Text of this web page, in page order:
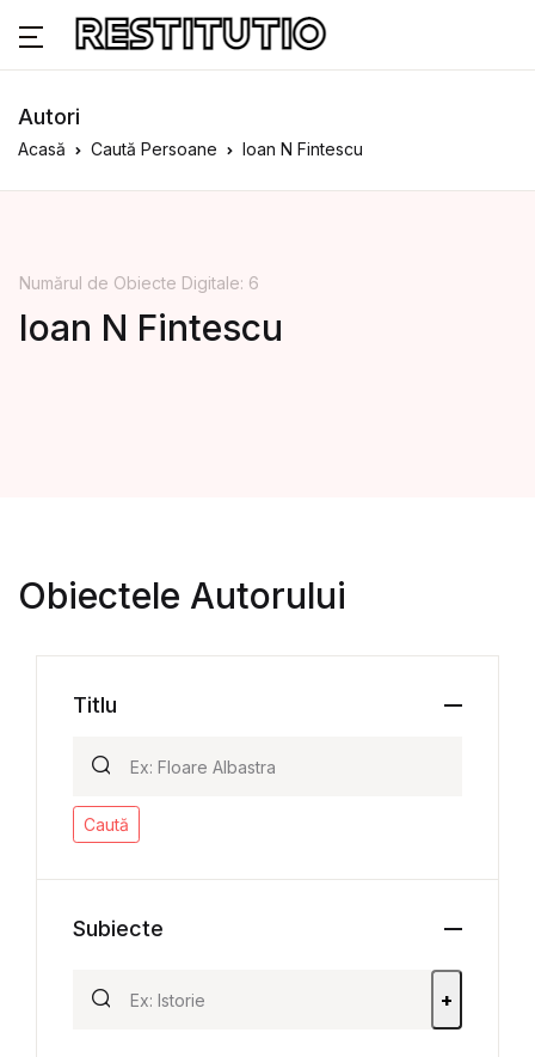
Autori
Acasă Caută Persoane Ioan N Fintescu
Numărul de Obiecte Digitale: 6
Ioan N Fintescu
Obiectele Autorului
Titlu
Caută
Subiecte
+